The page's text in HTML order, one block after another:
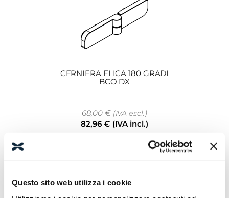
Questo sito web utilizza i cookie
CERNIERA ELICA 180 GRADI
BCO DX
68,00 €(IVA escl.)
82,96 € (IVA incl.)